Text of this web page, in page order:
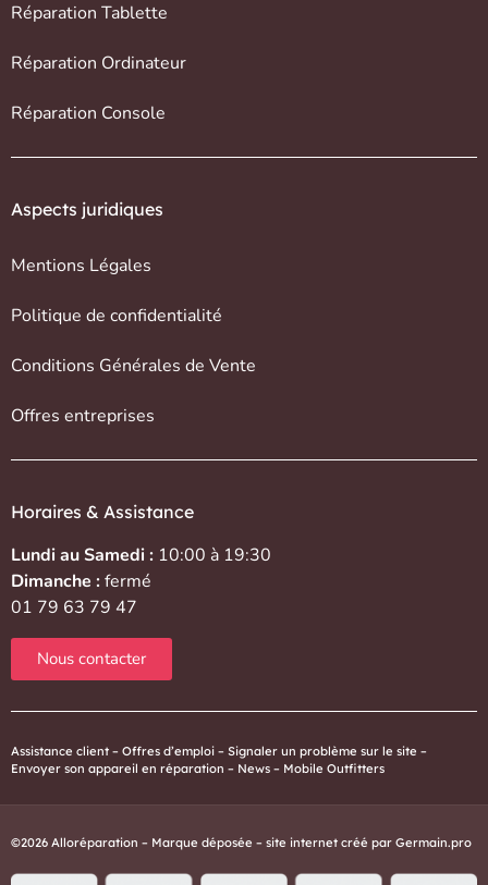
Réparation Tablette
Réparation Ordinateur
Réparation Console
Aspects juridiques
Mentions Légales
Politique de confidentialité
Conditions Générales de Vente
Offres entreprises
Horaires & Assistance
Lundi au Samedi : 10:00 à 19:30
Dimanche :fermé
01 79 63 79 47
Nous contacter
Assistance client – Offres d’emploi – Signaler un problème sur le site –
Envoyer son appareil en réparation – News – Mobile Outfitters
©2026 Alloréparation – Marque déposée – site internet créé par Germain.pro